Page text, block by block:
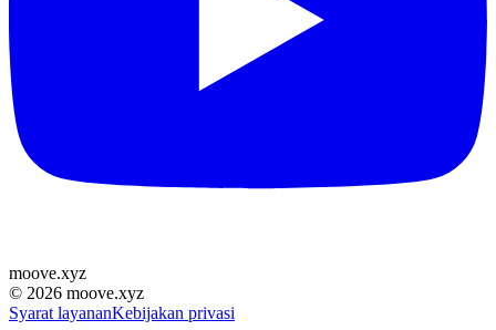
moove.xyz
© 2026 moove.xyz
Syarat layananKebijakan privasi